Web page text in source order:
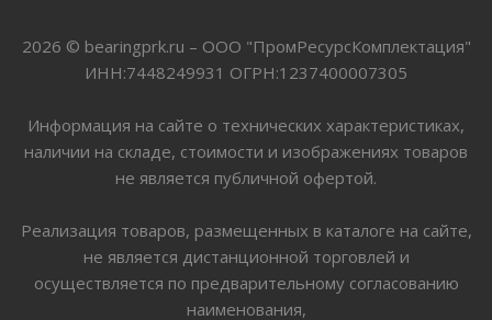
2026 © bearingprk.ru – ООО "ПромРесурсКомплектация"
ИНН:7448249931 ОГРН:1237400007305
Информация на сайте о технических характеристиках,
наличии на складе, стоимости и изображениях товаров
не является публичной офертой.
Реализация товаров, размещенных в каталоге на сайте,
не является дистанционной торговлей и
осуществляется по предварительному согласованию
наименования,